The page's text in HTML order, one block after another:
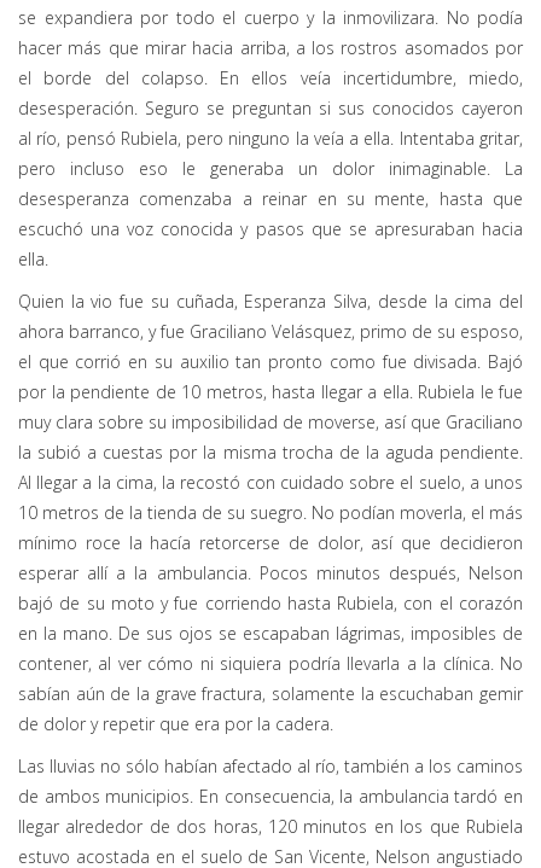
se expandiera por todo el cuerpo y la inmovilizara. No podía
hacer más que mirar hacia arriba, a los rostros asomados por
el borde del colapso. En ellos veía incertidumbre, miedo,
desesperación. Seguro se preguntan si sus conocidos cayeron
al río, pensó Rubiela, pero ninguno la veía a ella. Intentaba gritar,
pero incluso eso le generaba un dolor inimaginable. La
desesperanza comenzaba a reinar en su mente, hasta que
escuchó una voz conocida y pasos que se apresuraban hacia
ella.
Quien la vio fue su cuñada, Esperanza Silva, desde la cima del
ahora barranco, y fue Graciliano Velásquez, primo de su esposo,
el que corrió en su auxilio tan pronto como fue divisada. Bajó
por la pendiente de 10 metros, hasta llegar a ella. Rubiela le fue
muy clara sobre su imposibilidad de moverse, así que Graciliano
la subió a cuestas por la misma trocha de la aguda pendiente.
Al llegar a la cima, la recostó con cuidado sobre el suelo, a unos
10 metros de la tienda de su suegro. No podían moverla, el más
mínimo roce la hacía retorcerse de dolor, así que decidieron
esperar allí a la ambulancia. Pocos minutos después, Nelson
bajó de su moto y fue corriendo hasta Rubiela, con el corazón
en la mano. De sus ojos se escapaban lágrimas, imposibles de
contener, al ver cómo ni siquiera podría llevarla a la clínica. No
sabían aún de la grave fractura, solamente la escuchaban gemir
de dolor y repetir que era por la cadera.
Las lluvias no sólo habían afectado al río, también a los caminos
de ambos municipios. En consecuencia, la ambulancia tardó en
llegar alrededor de dos horas, 120 minutos en los que Rubiela
estuvo acostada en el suelo de San Vicente, Nelson angustiado